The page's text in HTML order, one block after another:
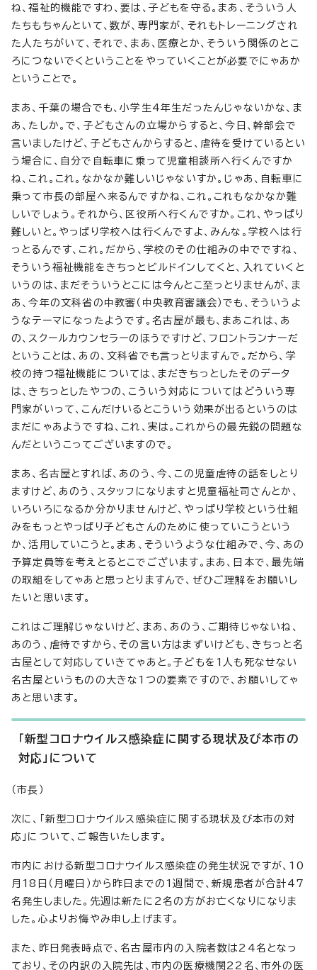
ね、福祉的機能ですわ、要は、子どもを守る。まあ、そういう人
たちもちゃんといて、数が、専門家が、それもトレーニングされ
た人たちがいて、それで、まあ、医療とか、そういう関係のとこ
ろにつないでくということをやっていくことが必要でにゃあか
ということで。
まあ、千葉の場合でも、小学生4年生だったんじゃないかな、ま
あ、たしか。で、子どもさんの立場からすると、今日、幹部会で
言いましたけど、子どもさんからすると、虐待を受けているとい
う場合に、自分で自転車に乗って児童相談所へ行くんですか
ね、これ。これ。なかなか難しいじゃないすか。じゃあ、自転車に
乗って市長の部屋へ来るんですかね、これ。これもなかなか難
しいでしょう。それから、区役所へ行くんですか。これ、やっぱり
難しいと。やっぱり学校へは行くんですよ、みんな。学校へは行
っとるんです、これ。だから、学校のその仕組みの中でですね、
そういう福祉機能をきちっとビルドインしてくと、入れていくと
いうのは、まだそういうとこには今んとこ至っとりませんが、ま
あ、今年の文科省の中教審（中央教育審議会）でも、そういうよ
うなテーマになったようです。名古屋が最も、まあこれは、あ
の、スクールカウンセラーのほうですけど、フロントランナーだ
ということは、あの、文科省でも言っとりますんで。だから、学
校の持つ福祉機能については、まだきちっとしたそのデータ
は、きちっとしたやつの、こういう対応についてはどういう専
門家がいって、こんだけいるとこういう効果が出るというのは
まだにゃあようですね、これ、実は。これからの最先鋭の問題な
んだというこってございますので。
まあ、名古屋とすれば、あのう、今、この児童虐待の話をしとり
ますけど、あのう、スタッフになりますと児童福祉司さんとか、
いろいろになるか分かりませんけど、やっぱり学校という仕組
みをもっとやっぱり子どもさんのために使っていこうという
か、活用していこうと。まあ、そういうような仕組みで、今、あの
予算定員等を考えとるとこでございます。まあ、日本で、最先端
の取組をしてゃあと思っとりますんで、ぜひご理解をお願いし
たいと思います。
これはご理解じゃないけど、まあ、あのう、ご期待じゃないね、
あのう、虐待ですから、その言い方はまずいけども、きちっと名
古屋として対応していきてゃあと。子どもを1人も死なせない
名古屋というものの大きな1つの要素ですので、お願いしてゃ
あと思います。
「新型コロナウイルス感染症に関する現状及び本市の
対応」について
（市長）
次に、「新型コロナウイルス感染症に関する現状及び本市の対
応」について、ご報告いたします。
市内における新型コロナウイルス感染症の発生状況ですが、10
月18日（月曜日）から昨日までの1週間で、新規患者が合計47
名発生しました。先週は新たに2名の方がお亡くなりになりま
した。心よりお悔やみ申し上げます。
また、昨日発表時点で、名古屋市内の入院者数は24名となっ
ており、その内訳の入院先は、市内の医療機関22名、市外の医